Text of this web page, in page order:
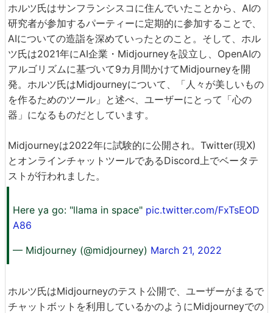
ホルツ氏はサンフランシスコに住んでいたことから、AIの
研究者が参加するパーティーに定期的に参加することで、
AIについての造詣を深めていったとのこと。そして、ホル
ツ氏は2021年にAI企業・Midjourneyを設立し、OpenAIの
アルゴリズムに基づいて9カ月間かけてMidjourneyを開
発。ホルツ氏はMidjourneyについて、「人々が美しいもの
を作るためのツール」と述べ、ユーザーにとって「心の
器」になるものだとしています。
Midjourneyは2022年に試験的に公開され。Twitter(現X)
とオンラインチャットツールであるDiscord上でベータテ
ストが行われました。
Here ya go: "llama in space" pic.twitter.com/FxTsEOD
A86
— Midjourney (@midjourney) March 21, 2022
ホルツ氏はMidjourneyのテスト公開で、ユーザーがまるで
チャットボットを利用しているかのようにMidjourneyでの